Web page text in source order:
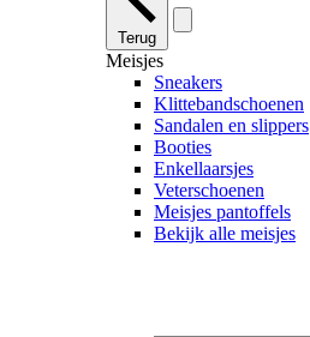
Terug
Meisjes
Sneakers
Klittebandschoenen
Sandalen en slippers
Booties
Enkellaarsjes
Veterschoenen
Meisjes pantoffels
Bekijk alle meisjes